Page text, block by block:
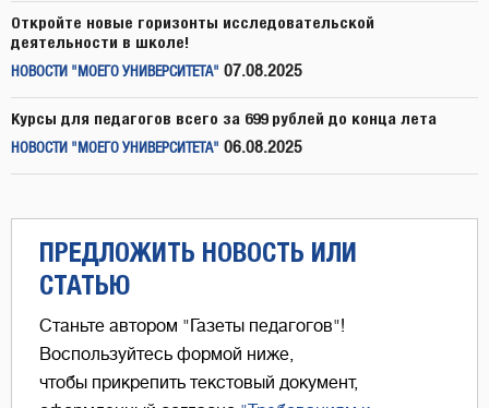
Откройте новые горизонты исследовательской
деятельности в школе!
НОВОСТИ "МОЕГО УНИВЕРСИТЕТА" 07.08.2025
Курсы для педагогов всего за 699 рублей до конца лета
НОВОСТИ "МОЕГО УНИВЕРСИТЕТА" 06.08.2025
ПРЕДЛОЖИТЬ НОВОСТЬ ИЛИ
СТАТЬЮ
Станьте автором "Газеты педагогов"!
Воспользуйтесь формой ниже,
чтобы прикрепить текстовый документ,